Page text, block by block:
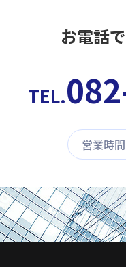
お電話
TEL.
営業時